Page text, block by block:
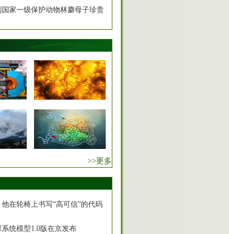
家一级保护动物林麝母子珍贵
>>更多
在轮椅上书写“高可信”的代码
统模型1.0版在京发布